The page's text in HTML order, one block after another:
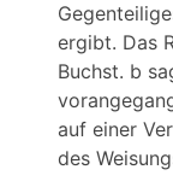
ergibt. Das
Buchst. b
auf einer
des